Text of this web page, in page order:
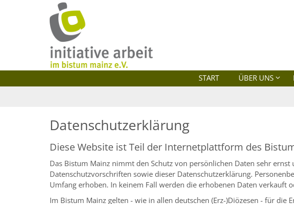
Zum Inhalt springen
START ÜBER UNS
Datenschutzerklärung
Diese Website ist Teil der Internetplattform des
Das Bistum Mainz nimmt den Schutz von persönlichen Daten sehr
Datenschutzvorschriften sowie dieser Datenschutzerklärung.
Umfang erhoben. In keinem Fall werden die erhobenen Daten verkauft
Im Bistum Mainz gelten - wie in allen deutschen (Erz-)Diözesen - für